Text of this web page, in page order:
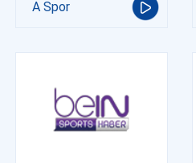
A Spor